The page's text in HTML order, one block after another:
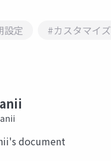
設定 #カスタマイズ
document